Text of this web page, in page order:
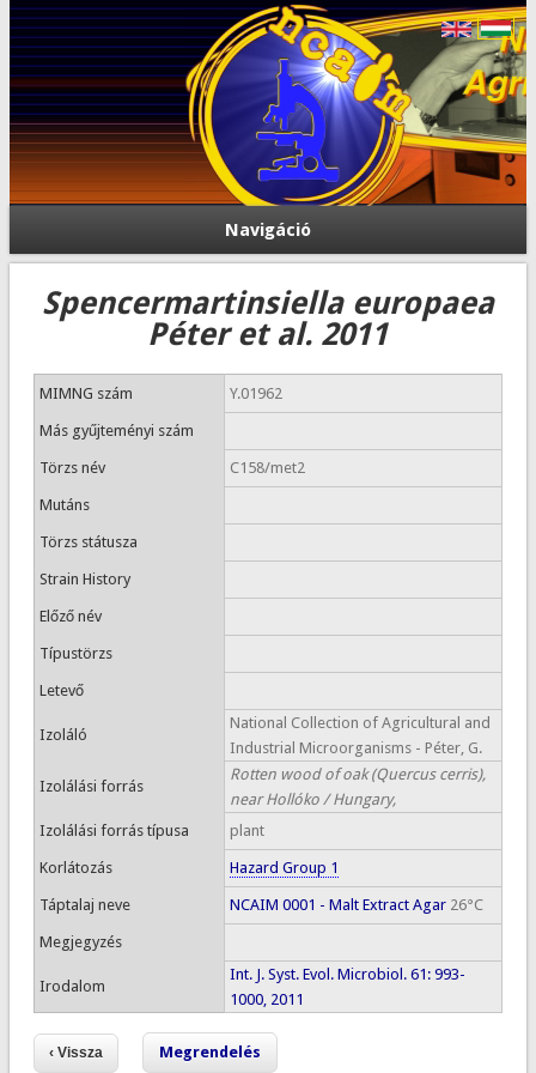
Navigáció
Spencermartinsiella europaea
Péter et al. 2011
MIMNG szám Y.01962
Más gyűjteményi szám
Törzs név C158/met2
Mutáns
Törzs státusza
Strain History
Előző név
Típustörzs
Letevő
Izoláló
National Collection of Agricultural and
Industrial Microorganisms - Péter, G.
Izolálási forrás
Rotten wood of oak (Quercus cerris),
near Hollóko / Hungary,
Izolálási forrás típusa
plant
Korlátozás Hazard Group 1
Táptalaj neve NCAIM 0001 - Malt Extract Agar26°C
Megjegyzés
Irodalom
Int. J. Syst. Evol. Microbiol. 61: 993-
1000, 2011
Megrendelés